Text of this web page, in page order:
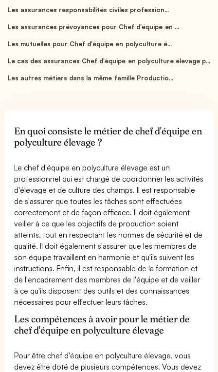
Les assurances responsabilités civiles profession...
Les assurances prévoyances pour Chef d'équipe en ...
Les mutuelles pour Chef d'équipe en polyculture é...
Le cas des assurances Chef d'équipe en polyculture élevage p...
Les autres métiers dans la même famille Productio...
En quoi consiste le métier de chef d'équipe en
polyculture élevage ?
Le chef d'équipe en polyculture élevage est un
professionnel qui est chargé de coordonner les activités
d'élevage et de culture des champs. Il est responsable
de s'assurer que toutes les tâches sont effectuées
correctement et de façon efficace. Il doit également
veiller à ce que les objectifs de production soient
atteints, tout en respectant les normes de sécurité et de
qualité. Il doit également s'assurer que les membres de
son équipe travaillent en harmonie et qu'ils suivent les
instructions. Enfin, il est responsable de la formation et
de l'encadrement des membres de l'équipe et de veiller
à ce qu'ils disposent des outils et des connaissances
nécessaires pour effectuer leurs tâches.
Les compétences à avoir pour le métier de
chef d'équipe en polyculture élevage
Pour être chef d'équipe en polyculture élevage, vous
devez être doté de plusieurs compétences. Vous devez